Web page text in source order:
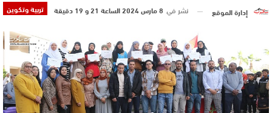
تربية وتكوين إدارة الموقع نشر في 8 مارس 2024 الساعة 21 و 19 دقيقة